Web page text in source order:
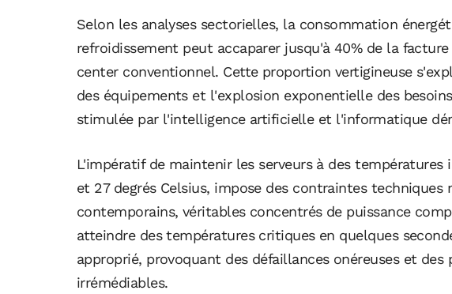
Selon les analyses sectorielles, la consommation
refroidissement peut accaparer jusqu'à 40% de la
center conventionnel. Cette proportion vertigineuse
des équipements et l'explosion exponentielle des
stimulée par l'intelligence artificielle et l'informatique
L'impératif de maintenir les serveurs à des températures
et 27 degrés Celsius, impose des contraintes techniques
contemporains, véritables concentrés de puissance
atteindre des températures critiques en quelques
approprié, provoquant des défaillances onéreuses et des
irrémédiables.